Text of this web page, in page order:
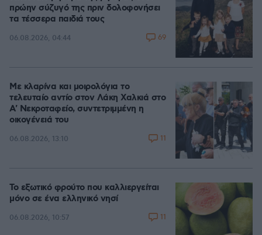
πρώην σύζυγό της πριν δολοφονήσει
τα τέσσερα παιδιά τους
06.08.2026, 04:44 69
Με κλαρίνα και μοιρολόγια το
τελευταίο αντίο στον Λάκη Χαλκιά στο
A' Νεκροταφείο, συντετριμμένη η
οικογένειά του
06.08.2026, 13:10 11
Το εξωτικό φρούτο που καλλιεργείται
μόνο σε ένα ελληνικό νησί
06.08.2026, 10:57 11